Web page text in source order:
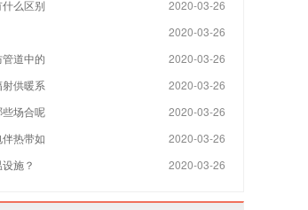
2020-03-26
么区别
2020-03-26
2020-03-26
道中的
2020-03-26
供暖系
2020-03-26
场合呢
2020-03-26
热带如
2020-03-26
施？